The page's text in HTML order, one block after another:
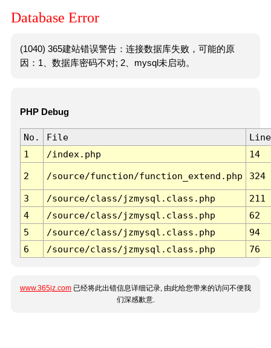
Database Error
(1040) 365建站错误警告：连接数据库失败，可能的原
因：1、数据库密码不对; 2、mysql未启动。
PHP Debug
No. File
Line
1
/index.php 14
2 /source/function/function_extend.php 324
3 /source/class/jzmysql.class.php
211
4
/source/class/jzmysql.class.php
62
5
/source/class/jzmysql.class.php
94
6
/source/class/jzmysql.class.php 76
www.365jz.com 已经将此出错信息详细记录, 由此给您带来的访问不便我
们深感歉意.